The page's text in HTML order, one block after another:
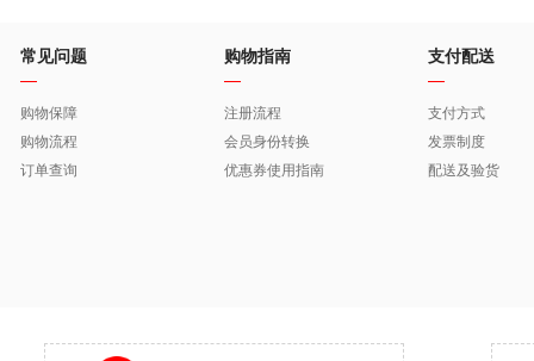
常见问题
购物保障
购物流程
订单查询
购物指南
注册流程
会员身份转换
优惠券使用指南
支付配送
支付方式
发票制度
配送及验货